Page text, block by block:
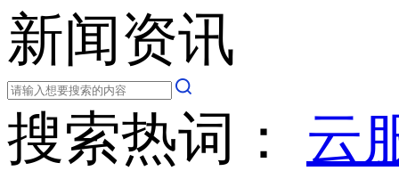
新闻资讯
搜索热词： 云